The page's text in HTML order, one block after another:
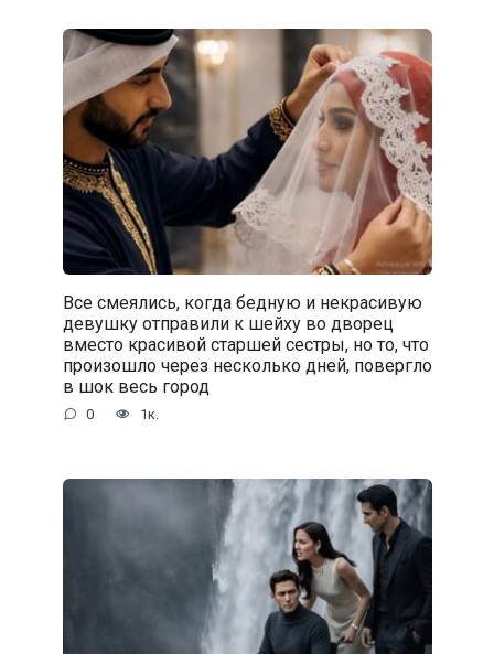
Все смеялись, когда бедную и некрасивую
девушку отправили к шейху во дворец
вместо красивой старшей сестры, но то, что
произошло через несколько дней, повергло
в шок весь город
0 1к.